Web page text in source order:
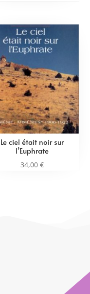
Le ciel était noir sur
l’Euphrate
34,00 €